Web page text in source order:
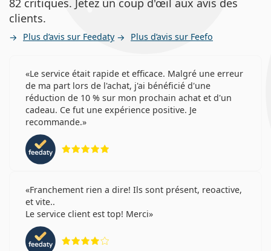
clients.
Plus d’avis sur Feedaty Plus d’avis sur Feefo
Le service était rapide et efficace. Malgré une erreur
de ma part lors de l'achat, j'ai bénéficié d'une
réduction de 10 % sur mon prochain achat et d'un
cadeau. Ce fut une expérience positive. Je
recommande.
Franchement rien a dire! Ils sont présent, reoactive,
et vite..
Le service client est top! Merci